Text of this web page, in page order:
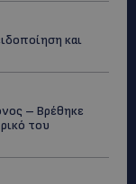
και
– Βρέθηκε
του